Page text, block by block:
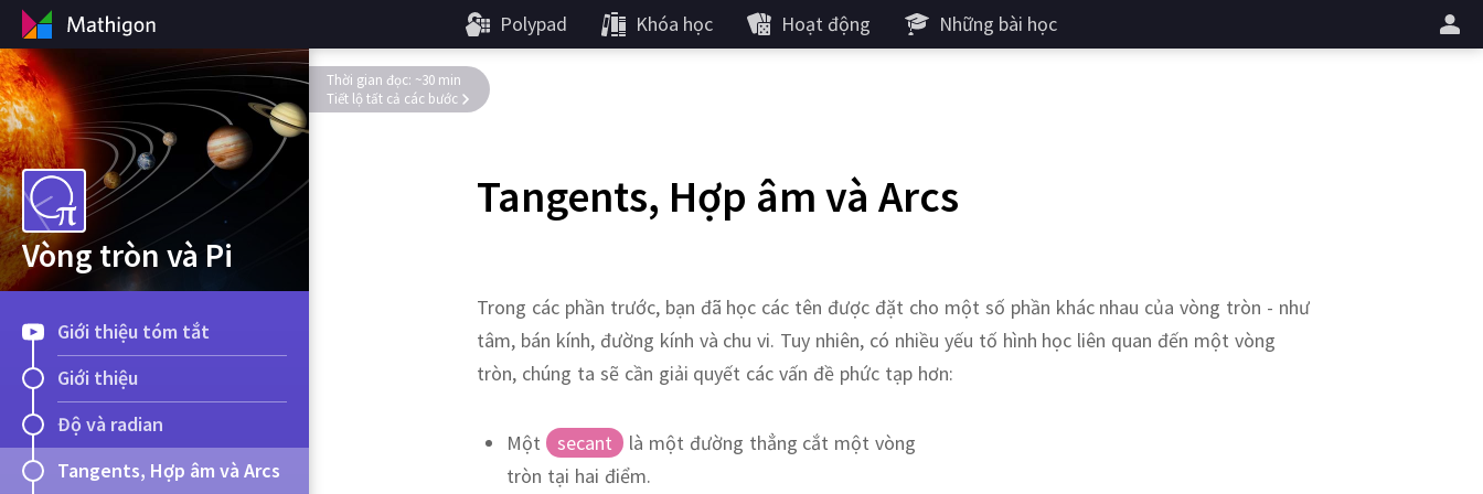
Polypad Khóa học Hoạt động Những bài học
Vòng tròn và Pi
Giới thiệu tóm tắt
Giới thiệu
Độ và radian
Tangents, Hợp âm và Arcs
Tangents, Hợp âm và Arcs
Thời gian đọc: ~30 min
Tiết lộ tất cả các bước
Trong các phần trước, bạn đã học các tên được đặt cho một số phần khác nhau của vòng tròn - như
tâm, bán kính, đường kính và chu vi. Tuy nhiên, có nhiều yếu tố hình học liên quan đến một vòng
tròn, chúng ta sẽ cần giải quyết các vấn đề phức tạp hơn:
Một secant là một đường thẳng cắt một vòng
tròn tại hai điểm.